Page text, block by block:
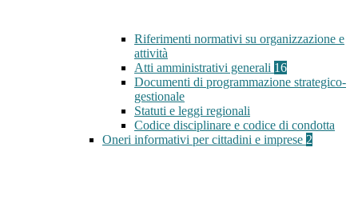
Riferimenti normativi su organizzazione e
attività
Atti amministrativi generali 16
Documenti di programmazione strategico-
gestionale
Statuti e leggi regionali
Codice disciplinare e codice di condotta
Oneri informativi per cittadini e imprese 2